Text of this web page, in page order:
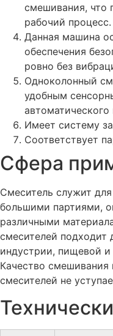
смешивания, что
рабочий процесс.
Данная машина
обеспечения
ровно без
Одноколонный
удобным
автоматического
Имеет систему
Соответствует
Сфера
Смеситель служит
большими партиями,
различными
смесителей подходит
индустрии, пищевой
Качество
смесителей не